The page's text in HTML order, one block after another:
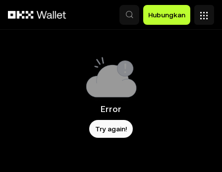
Hubungkan
Error
Try again!